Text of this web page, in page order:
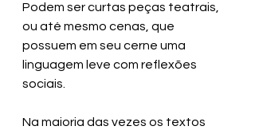
Podem ser curtas peças teatrais,
ou até mesmo cenas, que
possuem em seu cerne uma
linguagem leve com reflexões
sociais.
Na maioria das vezes os textos